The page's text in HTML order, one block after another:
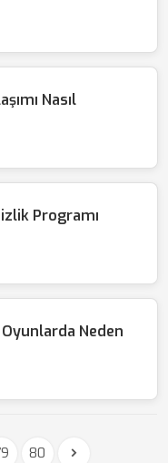
Nasıl
Programı
Neden
80